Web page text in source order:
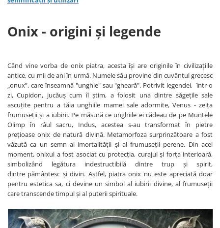
Bijuterii turmaline
Onix - origini și legende
Când vine vorba de onix piatra, acesta își are originile în civilizațiile
antice, cu mii de ani în urmă. Numele său provine din cuvântul grecesc
„onux”, care înseamnă "unghie" sau "gheară". Potrivit legendei, într-o
zi, Cupidon, jucăuș cum îl știm, a folosit una dintre săgețile sale
ascuțite pentru a tăia unghiile mamei sale adormite, Venus - zeița
frumuseții și a iubirii. Pe măsură ce unghiile ei cădeau de pe Muntele
Olimp în râul sacru, Indus, acestea s-au transformat în pietre
prețioase onix de natură divină. Metamorfoza surprinzătoare a fost
văzută ca un semn al imortalității și al frumuseții perene. Din acel
moment, onixul a fost asociat cu protecția, curajul și forța interioară,
simbolizând legătura indestructibilă dintre trup și spirit,
dintre pământesc și divin. Astfel, piatra onix nu este apreciată doar
pentru estetica sa, ci devine un simbol al iubirii divine, al frumuseții
care transcende timpul și al puterii spirituale.